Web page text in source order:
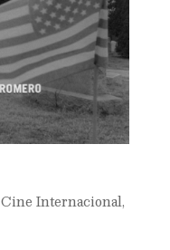
Cine Internacional,